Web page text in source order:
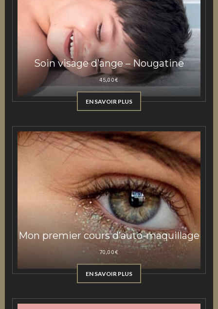
Soin visage d’ange – Nougatine
45,00€
EN SAVOIR PLUS
Mon premier cours d’auto-maquillage
70,00€
EN SAVOIR PLUS